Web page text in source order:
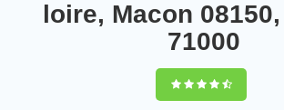
loire, Macon 08150,
71000